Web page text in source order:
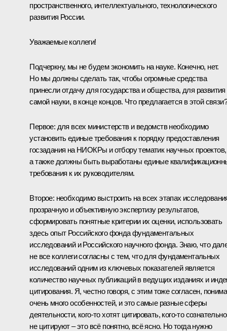
пространственного, интеллектуального, технологического
развития России.
Уважаемые коллеги!
Подчеркну, мы не будем экономить на науке. Конечно, нет.
Но мы должны сделать так, чтобы огромные средства
принесли отдачу для государства и общества, для развития
самой науки, в конце концов. Что предлагается в этой связи?
Первое: для всех министерств и ведомств необходимо
установить единые требования к порядку предоставления
госзадания на НИОКРы и отбору тематик научных проектов,
а также должны быть выработаны единые
требования к их руководителям.
Второе: необходимо выстроить на всех этапах
прозрачную и объективную экспертизу результатов,
сформировать понятные критерии их оценки, использовать
здесь опыт Российского фонда фундаментальных
исследований и Российского научного фонда. Знаю, что
не все коллеги согласны с тем, что для фундаментальных
исследований одним из ключевых показателей является
количество научных публикаций в ведущих изданиях и
цитирования. Я, честно говоря, с этим тоже согласен,
очень много особенностей, и это самые разные сферы
деятельности, кого‑то хотят цитировать, кого‑то сознательно
не цитируют – это всё понятно, всё ясно. Но тогда нужно